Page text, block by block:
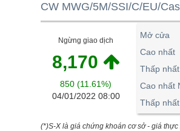
CW MWG/5M/SSI/C/EU/
Ngừng giao dịch
8,170
850 (11.61%)
04/01/2022 08:00
Mở cửa
Cao nhất
Thấp nhất
Cao nhất
Thấp
(*)S-X là giá chứng khoán cơ sở - giá
TÀI CHÍNH
KINH TẾ
THẾ GIỚI
ĐÔNG DƯƠNG
PHÂN TÍCH